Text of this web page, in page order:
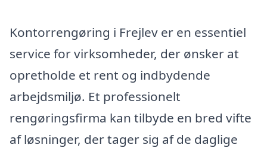
Kontorrengøring i Frejlev er en essentiel
service for virksomheder, der ønsker at
opretholde et rent og indbydende
arbejdsmiljø. Et professionelt
rengøringsfirma kan tilbyde en bred vifte
af løsninger, der tager sig af de daglige